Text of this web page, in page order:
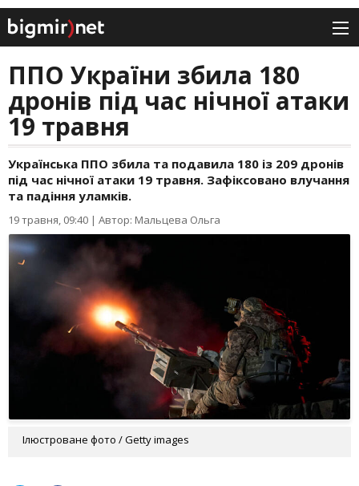
ППО України збила 180
дронів під час нічної атаки
19 травня
Українська ППО збила та подавила 180 із 209 дронів
під час нічної атаки 19 травня. Зафіксовано влучання
та падіння уламків.
19 травня, 09:40 | Автор: Мальцева Ольга
Ілюстроване фото / Getty images